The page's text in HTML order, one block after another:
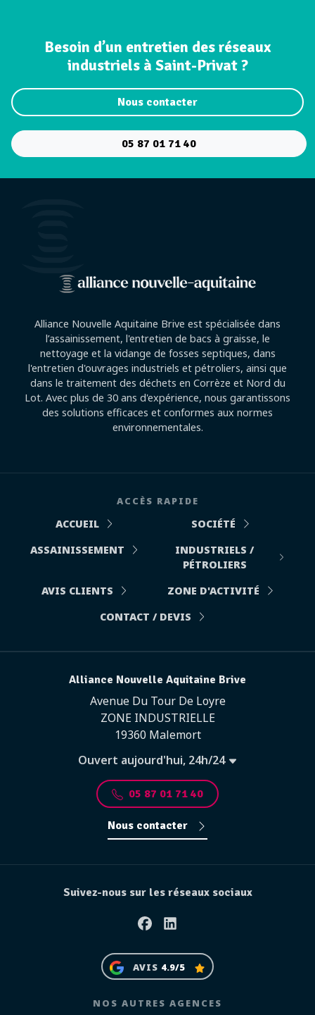
Besoin d’un entretien des réseaux
industriels à Saint-Privat ?
Nous contacter
05 87 01 71 40
Alliance Nouvelle Aquitaine Brive est spécialisée dans
l’assainissement, l'entretien de bacs à graisse, le
nettoyage et la vidange de fosses septiques, dans
l'entretien d'ouvrages industriels et pétroliers, ainsi que
dans le traitement des déchets en Corrèze et Nord du
Lot. Avec plus de 30 ans d'expérience, nous garantissons
des solutions efficaces et conformes aux normes
environnementales.
ACCÈS RAPIDE
ACCUEIL
SOCIÉTÉ
ASSAINISSEMENT
INDUSTRIELS /
PÉTROLIERS
AVIS CLIENTS
ZONE D'ACTIVITÉ
CONTACT / DEVIS
Alliance Nouvelle Aquitaine Brive
Avenue Du Tour De Loyre
ZONE INDUSTRIELLE
19360 Malemort
Ouvert aujourd'hui, 24h/24
05 87 01 71 40
Nous contacter
Suivez-nous sur les réseaux sociaux
FacebookLinkedin
AVIS 4.9/5
NOS AUTRES AGENCES